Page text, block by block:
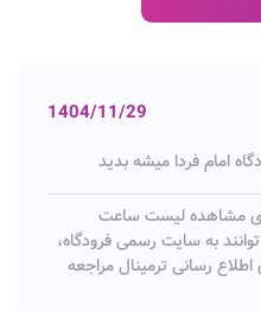
1404/11/29
امام فردا میشه بدید
مشاهده لیست ساعت
به سایت رسمی فرودگاه،
رسانی ترمینال مراجعه